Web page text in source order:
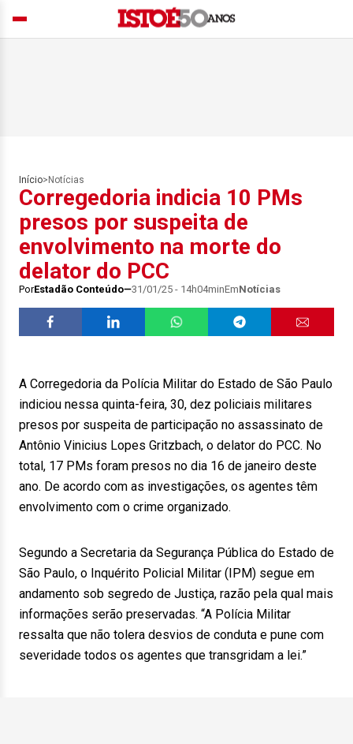
Início> Notícias
Corregedoria indicia 10 PMs
presos por suspeita de
envolvimento na morte do
delator do PCC
PorEstadão Conteúdo 31/01/25 - 14h04minEmNotícias
A Corregedoria da Polícia Militar do Estado de São Paulo
indiciou nessa quinta-feira, 30, dez policiais militares
presos por suspeita de participação no assassinato de
Antônio Vinicius Lopes Gritzbach, o delator do PCC. No
total, 17 PMs foram presos no dia 16 de janeiro deste
ano. De acordo com as investigações, os agentes têm
envolvimento com o crime organizado.
Segundo a Secretaria da Segurança Pública do Estado de
São Paulo, o Inquérito Policial Militar (IPM) segue em
andamento sob segredo de Justiça, razão pela qual mais
informações serão preservadas. “A Polícia Militar
ressalta que não tolera desvios de conduta e pune com
severidade todos os agentes que transgridam a lei.”